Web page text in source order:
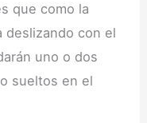
que como la
deslizando con el
uno o dos
sueltos en el